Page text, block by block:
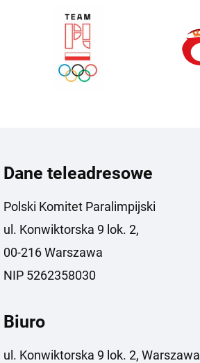
Dane teleadresowe
Polski Komitet Paralimpijski
ul. Konwiktorska 9 lok. 2,
00-216 Warszawa
NIP 5262358030
Biuro
ul. Konwiktorska 9 lok. 2, Warszawa